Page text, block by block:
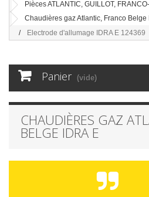
Pièces ATLANTIC, GUILLOT,
Chaudières gaz Atlantic, Franco Belge
Electrode d'allumage IDRA E 124369
Panier (vide)
CHAUDIÈRES GAZ
BELGE IDRA E